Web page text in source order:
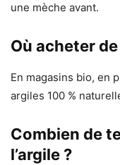
une mèche avant.
Où acheter
En magasins bio, en
argiles 100 %
Combien de
l’argile ?